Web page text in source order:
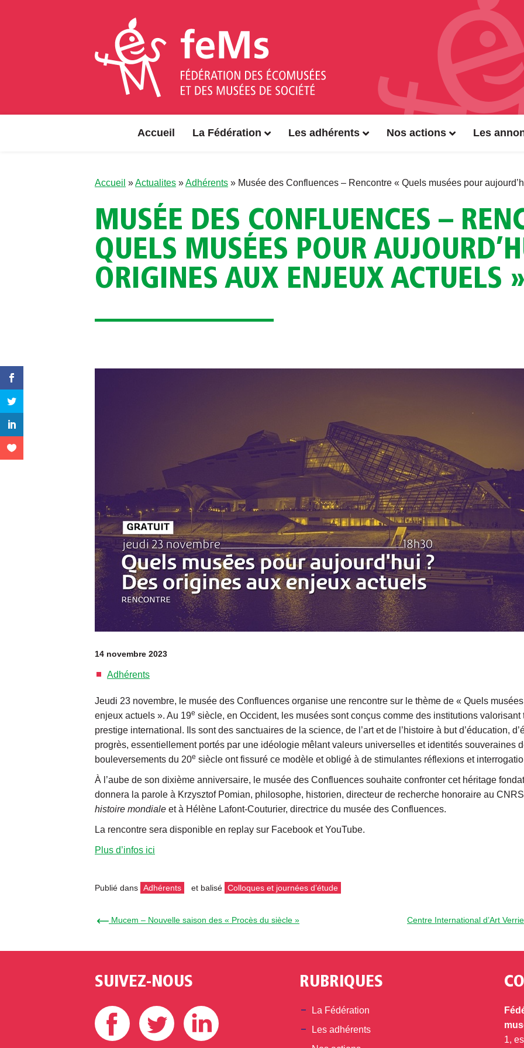
Accueil La Fédération Les adhérents Nos actions Les
Accueil »Actualites »Adhérents » Musée des Confluences – Rencontre « Quels musées pour
MUSÉE DES CONFLUENCES –
QUELS MUSÉES POUR
ORIGINES AUX ENJEUX ACTUELS
14 novembre 2023
Adhérents
Jeudi 23 novembre, le musée des Confluences organise une rencontre sur le thème de « Quels
enjeux actuels ». Au 19e siècle, en Occident, les musées sont conçus comme des institutions
prestige international. Ils sont des sanctuaires de la science, de l’art et de l’histoire à but d’éducation,
progrès, essentiellement portés par une idéologie mêlant valeurs universelles et identités souveraines
bouleversements du 20e siècle ont fissuré ce modèle et obligé à de stimulantes réflexions et
À l’aube de son dixième anniversaire, le musée des Confluences souhaite confronter cet héritage
donnera la parole à Krzysztof Pomian, philosophe, historien, directeur de recherche honoraire au
histoire mondiale et à Hélène Lafont-Couturier, directrice du musée des Confluences.
La rencontre sera disponible en replay sur Facebook et YouTube.
Plus d’infos ici
Publié dans Adhérents et balisé Colloques et journées d’étude
← Mucem – Nouvelle saison des « Procès du siècle » Centre International d’Art
SUIVEZ-NOUS
Facebook Twitter
RUBRIQUES
La Fédération
Les adhérents
1,